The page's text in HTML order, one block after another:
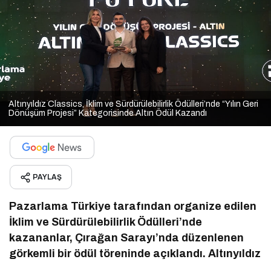
Altınyıldız Classics, İklim ve Sürdürülebilirlik Ödülleri’nde “Yılın Geri
Dönüşüm Projesi” Kategorisinde Altın Ödül Kazandı
PAYLAŞ
Pazarlama Türkiye tarafından organize edilen
İklim ve Sürdürülebilirlik Ödülleri’nde
kazananlar, Çırağan Sarayı’nda düzenlenen
görkemli bir ödül töreninde açıklandı. Altınyıldız